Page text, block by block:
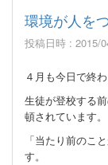
環境が人を
投稿日時 : 2015/
４月も今日で終わ
生徒が登校する
頓されています。
「当たり前のこ
す。